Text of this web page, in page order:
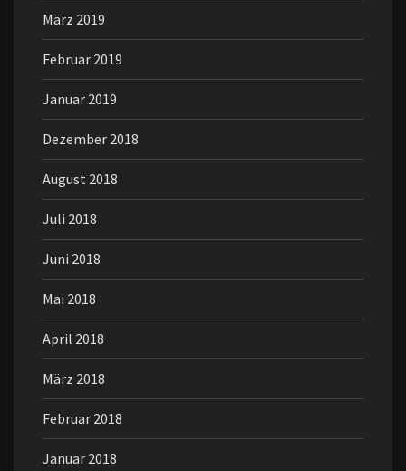
März 2019
Februar 2019
Januar 2019
Dezember 2018
August 2018
Juli 2018
Juni 2018
Mai 2018
April 2018
März 2018
Februar 2018
Januar 2018